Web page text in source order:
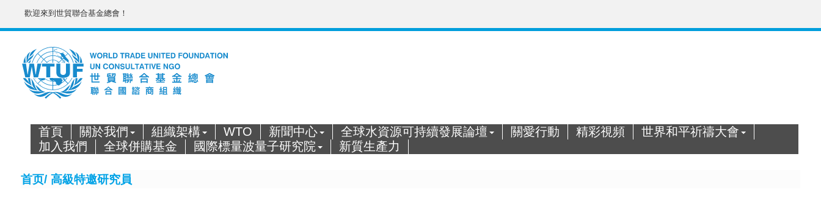
歡迎來到世貿聯合基金總會！
首頁 關於我們 組織架構 WTO 新聞中心 全球水資源可持續發展論壇 關愛行動 精彩視頻
世界和平祈禱大會
加入我們
全球併購基金 國際標量波量子研究院 新質生產力
首页/ 高級特邀研究員